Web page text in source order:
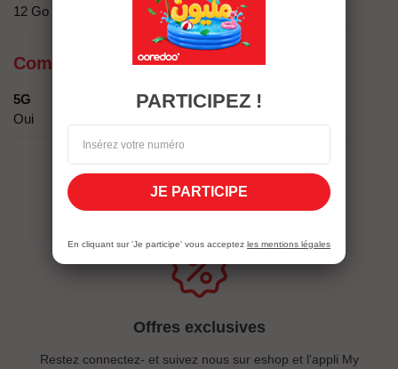
12 Go
Compatibilité réseau
5G
Oui
Offres exclusives
Restez connectez- et suivez nous sur eshop et l'appli My
PARTICIPEZ !
JE PARTICIPE
En cliquant sur 'Je participe' vous acceptez les mentions légales